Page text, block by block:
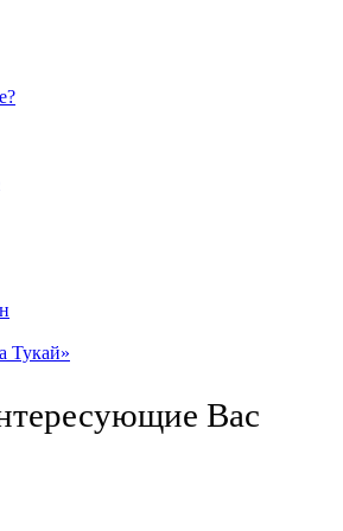
Тукай»
Вас